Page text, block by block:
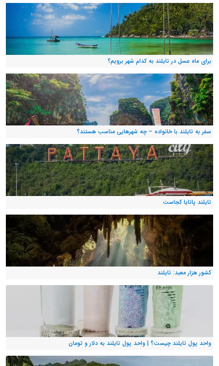
برای ماه عسل در تایلند به کدام شهر برویم؟
سفر به تایلند با خانواده – چه شهرهایی مناسب هستند؟
تایلند پاتایا کجاست
کشور هزار معبد: تایلند
واحد پول تایلند چیست؟ | واحد پول تایلند به دلار و تومان